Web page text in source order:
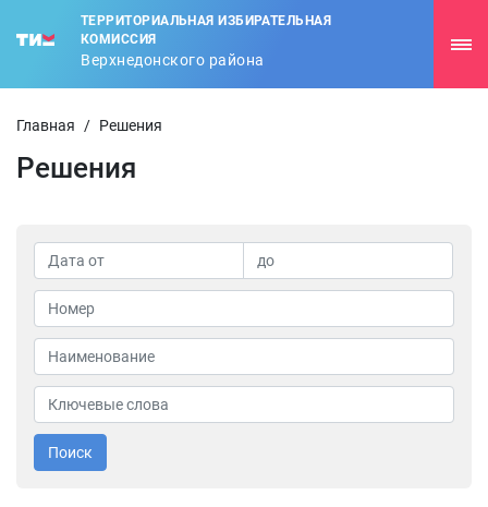
ТЕРРИТОРИАЛЬНАЯ ИЗБИРАТЕЛЬНАЯ
КОМИССИЯ
Верхнедонского района
Главная / Решения
Решения
Поиск